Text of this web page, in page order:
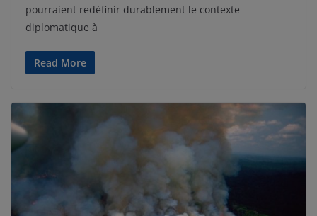
pourraient redéfinir durablement le contexte
diplomatique à
Read More